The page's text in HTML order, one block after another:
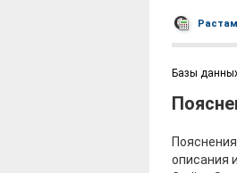
Базы
описания